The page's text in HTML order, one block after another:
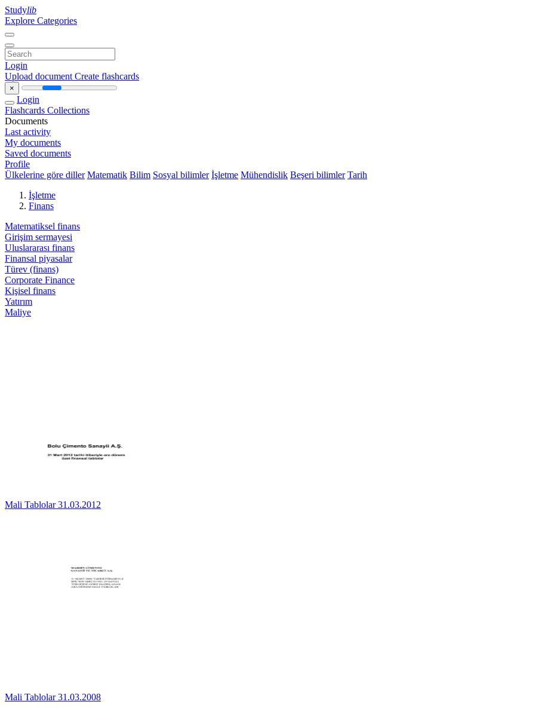
Studylib
Explore Categories
Login
Upload document Create flashcards
×
Login
Flashcards Collections
Documents
Last activity
My documents
Saved documents
Profile
Ülkelerine göre diller Matematik Bilim Sosyal bilimler İşletme Mühendislik Beşeri bilimler Tarih
İşletme
Finans
Matematiksel finans
Girişim sermayesi
Uluslararası finans
Finansal piyasalar
Türev (finans)
Corporate Finance
Kişisel finans
Yatırım
Maliye
Mali Tablolar 31.03.2012
Mali Tablolar 31.03.2008